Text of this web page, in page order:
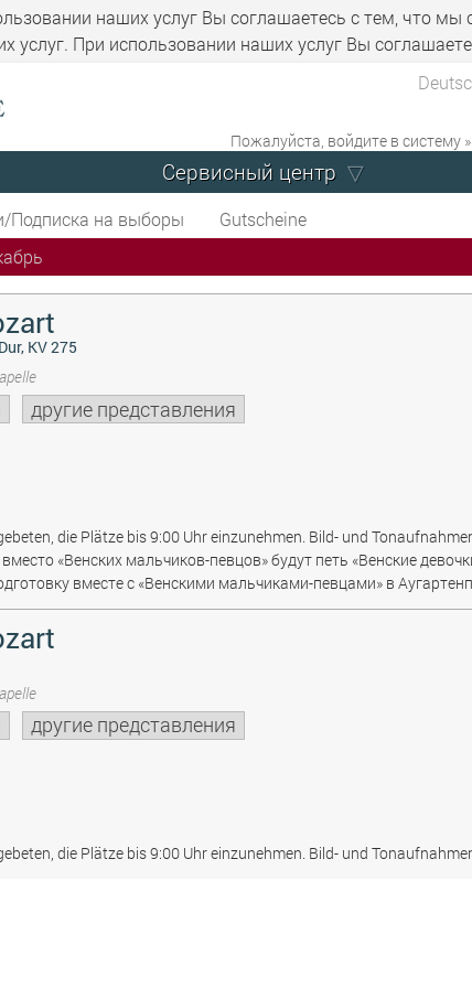
наших услуг Вы соглашаетесь с тем, что
услуг. При использовании наших услуг Вы
Пожалуйста, войдите в систему »
Сервисный центр
Подписка на выборы
Gutscheine
KV 275
другие представления
die Plätze bis 9:00 Uhr einzunehmen. Bild- und
«Венских мальчиков-певцов» будут петь «Венские
вместе с «Венскими мальчиками-певцами» в
другие представления
die Plätze bis 9:00 Uhr einzunehmen. Bild- und